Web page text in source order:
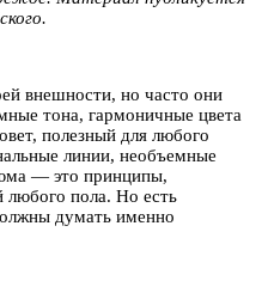
внешности, но часто они
тона, гармоничные цвета
полезный для любого
линии, необъемные
— это принципы,
любого пола. Но есть
думать именно